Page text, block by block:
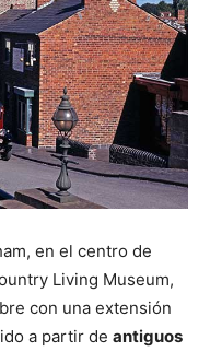
en el centro de
Living Museum,
con una extensión
a partir de antiguos